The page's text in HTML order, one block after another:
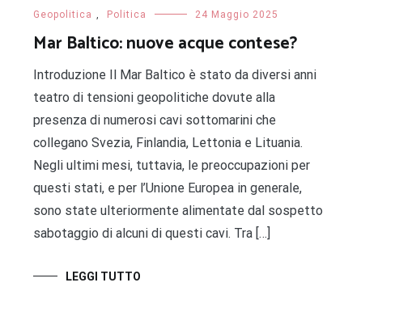
Geopolitica Politica 24 Maggio 2025
Mar Baltico: nuove acque contese?
Introduzione Il Mar Baltico è stato da diversi anni
teatro di tensioni geopolitiche dovute alla
presenza di numerosi cavi sottomarini che
collegano Svezia, Finlandia, Lettonia e Lituania.
Negli ultimi mesi, tuttavia, le preoccupazioni per
questi stati, e per l’Unione Europea in generale,
sono state ulteriormente alimentate dal sospetto
sabotaggio di alcuni di questi cavi. Tra […]
LEGGI TUTTO